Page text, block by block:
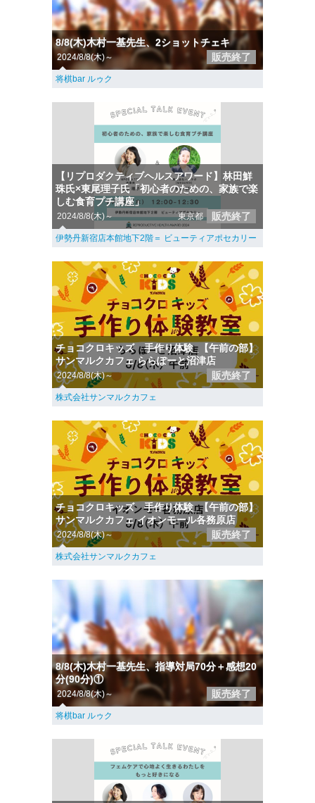
8/8(木)木村一基先生、2ショットチェキ
2024/8/8(木)～ 販売終了
将棋bar ルゥク
【リプロダクティブヘルスアワード】林田鮮
珠氏×東尾理子氏「初心者のための、家族で楽
しむ食育プチ講座」
2024/8/8(木)～ 東京都 販売終了
伊勢丹新宿店本館地下2階＝ ビューティアポセカリー
チョコクロキッズ 手作り体験_【午前の部】
サンマルクカフェ ららぽーと沼津店
2024/8/8(木)～ 販売終了
株式会社サンマルクカフェ
チョコクロキッズ 手作り体験_【午前の部】
サンマルクカフェ イオンモール各務原店
2024/8/8(木)～ 販売終了
株式会社サンマルクカフェ
8/8(木)木村一基先生、指導対局70分＋感想20
分(90分)①
2024/8/8(木)～ 販売終了
将棋bar ルゥク